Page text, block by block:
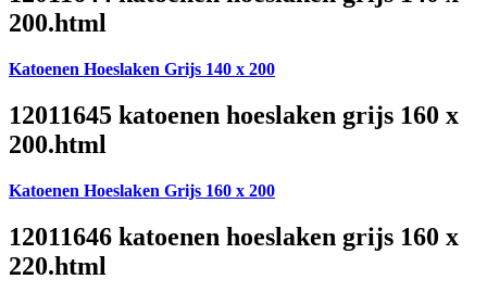
200.html
Katoenen Hoeslaken Grijs 140 x 200
12011645 katoenen hoeslaken grijs 160 x
200.html
Katoenen Hoeslaken Grijs 160 x 200
12011646 katoenen hoeslaken grijs 160 x
220.html